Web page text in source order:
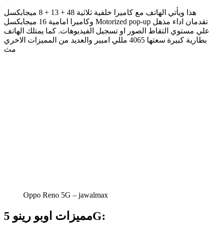
هذا ويأتي الهاتف مع كاميرا خلفية ثلاثية 48 + 13 + 8 ميجابكسل
وكاميرا امامية 16 ميجابكسل Motorized pop-up تقدمان اداء مذهل
علي مستوي التقاط الصور او تسجيل الفيديوهات. كما يمتلك الهاتف
بطارية كبيرة سعتها 4065 مللي امبير والعديد من المميزات الاخري
مث
Oppo Reno 5G – jawalmax
مميزات اوبو رينو 5G: